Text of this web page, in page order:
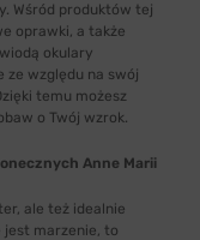
Wśród produktów tej
oprawki, a także
okulary
ze względu na swój
temu możesz
o Twój wzrok.
Anne Marii
ale też idealnie
jest marzenie, to